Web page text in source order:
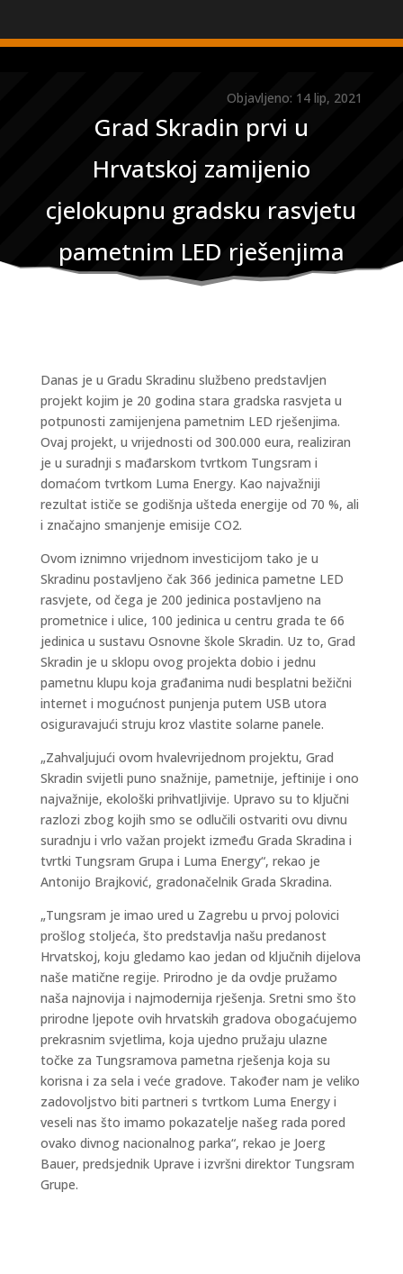
Objavljeno: 14 lip, 2021
Grad Skradin prvi u
Hrvatskoj zamijenio
cjelokupnu gradsku rasvjetu
pametnim LED rješenjima
Danas je u Gradu Skradinu službeno predstavljen
projekt kojim je 20 godina stara gradska rasvjeta u
potpunosti zamijenjena pametnim LED rješenjima.
Ovaj projekt, u vrijednosti od 300.000 eura, realiziran
je u suradnji s mađarskom tvrtkom Tungsram i
domaćom tvrtkom Luma Energy. Kao najvažniji
rezultat ističe se godišnja ušteda energije od 70 %, ali
i značajno smanjenje emisije CO2.
Ovom iznimno vrijednom investicijom tako je u
Skradinu postavljeno čak 366 jedinica pametne LED
rasvjete, od čega je 200 jedinica postavljeno na
prometnice i ulice, 100 jedinica u centru grada te 66
jedinica u sustavu Osnovne škole Skradin. Uz to, Grad
Skradin je u sklopu ovog projekta dobio i jednu
pametnu klupu koja građanima nudi besplatni bežični
internet i mogućnost punjenja putem USB utora
osiguravajući struju kroz vlastite solarne panele.
„Zahvaljujući ovom hvalevrijednom projektu, Grad
Skradin svijetli puno snažnije, pametnije, jeftinije i ono
najvažnije, ekološki prihvatljivije. Upravo su to ključni
razlozi zbog kojih smo se odlučili ostvariti ovu divnu
suradnju i vrlo važan projekt između Grada Skradina i
tvrtki Tungsram Grupa i Luma Energy“, rekao je
Antonijo Brajković, gradonačelnik Grada Skradina.
„Tungsram je imao ured u Zagrebu u prvoj polovici
prošlog stoljeća, što predstavlja našu predanost
Hrvatskoj, koju gledamo kao jedan od ključnih dijelova
naše matične regije. Prirodno je da ovdje pružamo
naša najnovija i najmodernija rješenja. Sretni smo što
prirodne ljepote ovih hrvatskih gradova obogaćujemo
prekrasnim svjetlima, koja ujedno pružaju ulazne
točke za Tungsramova pametna rješenja koja su
korisna i za sela i veće gradove. Također nam je veliko
zadovoljstvo biti partneri s tvrtkom Luma Energy i
veseli nas što imamo pokazatelje našeg rada pored
ovako divnog nacionalnog parka“, rekao je Joerg
Bauer, predsjednik Uprave i izvršni direktor Tungsram
Grupe.